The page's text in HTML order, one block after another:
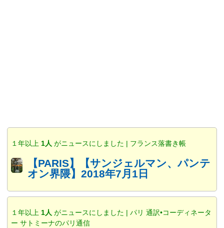
１年以上 1人 がニュースにしました | フランス落書き帳
【PARIS】【サンジェルマン、パンテ
オン界隈】2018年7月1日
１年以上 1人 がニュースにしました | パリ 通訳•コーディネータ
ー サトミーナのパリ通信